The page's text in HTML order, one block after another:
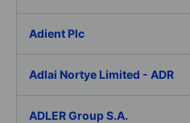
Adient Plc
Adlai Nortye Limited - ADR
ADLER Group S.A.